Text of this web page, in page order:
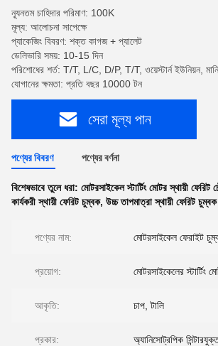
ন্যূনতম চাহিদার পরিমাণ: 100K
মূল্য: আলোচনা সাপেক্ষে
প্যাকেজিং বিবরণ: শক্ত কাগজ + প্যালেট
ডেলিভারি সময়: 10-15 দিন
পরিশোধের শর্ত: T/T, L/C, D/P, T/T, ওয়েস্টার্ন ইউনিয়ন,
যোগানের ক্ষমতা: প্রতি বছর 10000 টন
সেরা মূল্য পান
পণ্যের বিবরণ পণ্যের বর্ণনা
বিশেষভাবে তুলে ধরা: মোটরসাইকেল স্টার্টিং মোটর স্থায়ী ফেরিট
কার্যকরী স্থায়ী ফেরিট চুম্বক, উচ্চ তাপমাত্রা স্থায়ী ফেরিট চুম্বক
পণ্যের নাম: মোটরসাইকেল ফেরাইট
প্রয়োগ: মোটরসাইকেলের স্টার্টিং
আকৃতি: চাপ, টালি
প্রকার: অ্যানিসোট্রপিক